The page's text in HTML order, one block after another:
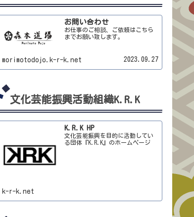
お問い合わせ
お仕事のご相談、ご依頼はこちら
までお願い致します。
morimotodojo.k-r-k.net 2023.09.27
文化芸能振興活動組織K.R.K
K.R.K HP
文化芸能振興を目的に活動してい
る団体『K.R.K』のホームページ
k-r-k.net